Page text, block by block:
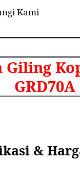
Kami
Giling
GRD70A
&